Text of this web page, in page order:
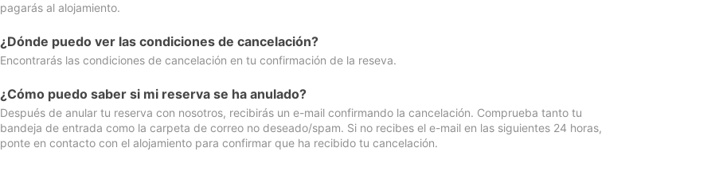
pagarás al alojamiento.
¿Dónde puedo ver las condiciones de cancelación?
Encontrarás las condiciones de cancelación en tu confirmación de la reseva.
¿Cómo puedo saber si mi reserva se ha anulado?
Después de anular tu reserva con nosotros, recibirás un e-mail confirmando la cancelación. Comprueba tanto tu
bandeja de entrada como la carpeta de correo no deseado/spam. Si no recibes el e-mail en las siguientes 24 horas,
ponte en contacto con el alojamiento para confirmar que ha recibido tu cancelación.